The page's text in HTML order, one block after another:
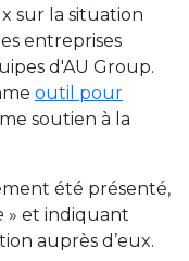
sur la situation
entreprises
d'AU Group.
outil pour
soutien à la
été présenté,
» et indiquant
auprès d’eux.